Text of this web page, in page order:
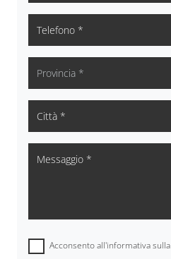
Acconsento all'informativa sulla